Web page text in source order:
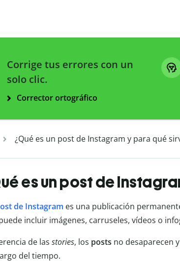
Corrige tus errores con un
solo clic.
Corrector ortográfico
¿Qué es un post de Instagram y para qué
es un post de
de Instagram es una publicación
incluir imágenes, carruseles, vídeos o
de las stories, los posts no desaparecen
del tiempo.